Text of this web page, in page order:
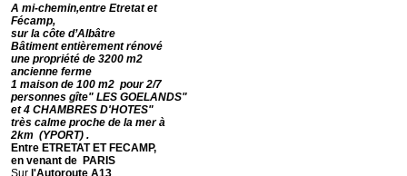
A mi-chemin,entre Etretat et
Fécamp,
sur la côte d’Albâtre
Bâtiment entièrement rénové
une propriété de 3200 m2
ancienne ferme
1 maison de 100 m2 pour 2/7
personnes gîte" LES GOELANDS"
et 4 CHAMBRES D'HOTES"
très calme proche de la mer à
2km (YPORT) .
Entre ETRETAT ET FECAMP,
en venant de PARIS
Sur l'Autoroute A13,